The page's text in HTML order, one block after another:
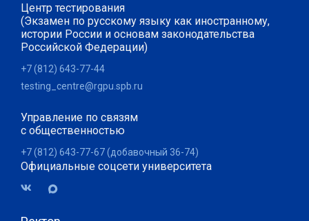
Центр тестирования
(Экзамен по русскому языку как иностранному,
истории России и основам законодательства
Российской Федерации)
+7 (812) 643-77-44
testing_centre@rgpu.spb.ru
Управление по связям
с общественностью
+7 (812) 643-77-67 (добавочный 36-74)
Официальные соцсети университета